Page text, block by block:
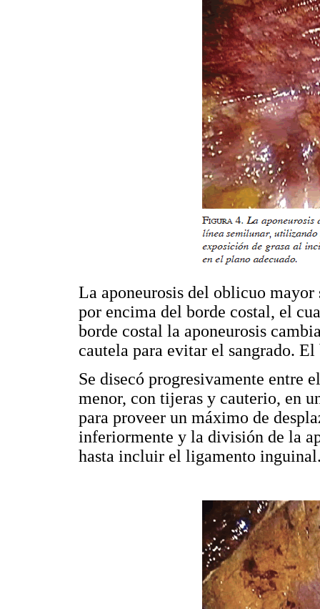
La aponeurosis del oblicuo mayor
por encima del borde costal, el
borde costal la aponeurosis
cautela para evitar el sangrado.
Se disecó progresivamente entre
menor, con tijeras y cauterio, en
para proveer un máximo de
inferiormente y la división de la
hasta incluir el ligamento